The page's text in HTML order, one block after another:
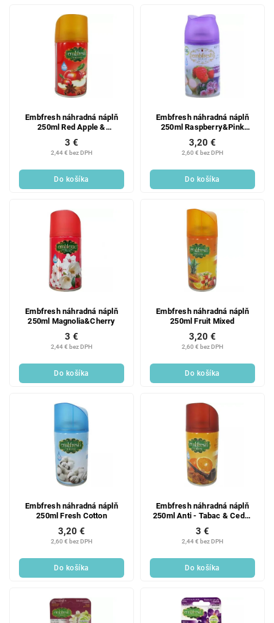
Embfresh náhradná náplň
250ml Red Apple &
2,44 € bez DPH
3 €
Do košíka
Embfresh náhradná náplň
250ml Raspberry&Pink
2,60 € bez DPH
3,20 €
Do košíka
Embfresh náhradná náplň
250ml Magnolia&Cherry
2,44 € bez DPH
3 €
Do košíka
Embfresh náhradná náplň
250ml Fruit Mixed
2,60 € bez DPH
3,20 €
Do košíka
Embfresh náhradná náplň
250ml Fresh Cotton
2,60 € bez DPH
3,20 €
Do košíka
Embfresh náhradná náplň
250ml Anti - Tabac & Cedar
Orange
2,44 € bez DPH
3 €
Do košíka